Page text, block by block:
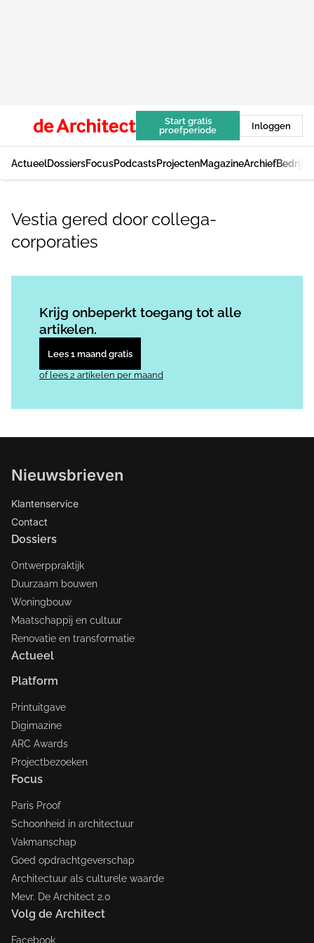
Start gratis
proefperiode
Inloggen
ActueelDossiersFocusPodcastsProjectenMagazineArchief
Vestia gered door collega-
corporaties
Krijg onbeperkt toegang tot alle
artikelen.
Lees 1 maand gratis
of lees 2 artikelen per maand
Nieuwsbrieven
Klantenservice
Contact
Dossiers
Ontwerppraktijk
Duurzaam bouwen
Woningbouw
Maatschappij en cultuur
Renovatie en transformatie
Actueel
Platform
Printuitgave
Digimazine
ARC Awards
Projectbezoeken
Focus
Paris Proof
Schoonheid in architectuur
Vakmanschap
Goed opdrachtgeverschap
Architectuur als culturele waarde
Mevr. De Architect 2.0
Volg de Architect
Facebook